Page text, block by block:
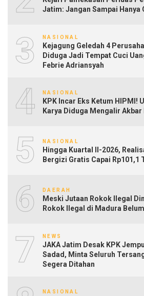
Jatim: Jangan Sampai Hanya
3 NASIONAL
Kejagung Geledah 4
Diduga Jadi Tempat Cuci
Febrie Adriansyah
4 NASIONAL
KPK Incar Eks Ketum HIPMI!
Karya Diduga Mengalir
5 NASIONAL
Hingga Kuartal II-2026,
Bergizi Gratis Capai Rp101,1
6 DAERAH
Meski Jutaan Rokok Ilegal
Rokok Ilegal di Madura
7 NEWS
JAKA Jatim Desak KPK
Sadad, Minta Seluruh
Segera Ditahan
NASIONAL